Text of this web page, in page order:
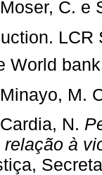
C. e
World
M.
N.
relação à